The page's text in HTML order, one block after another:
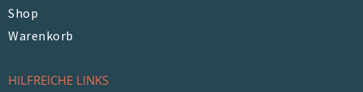
Shop
Warenkorb
HILFREICHE LINKS